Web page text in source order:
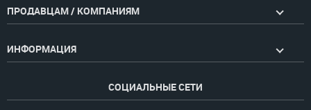
ПРОДАВЦАМ / КОМПАНИЯМ
ИНФОРМАЦИЯ
СОЦИАЛЬНЫЕ СЕТИ